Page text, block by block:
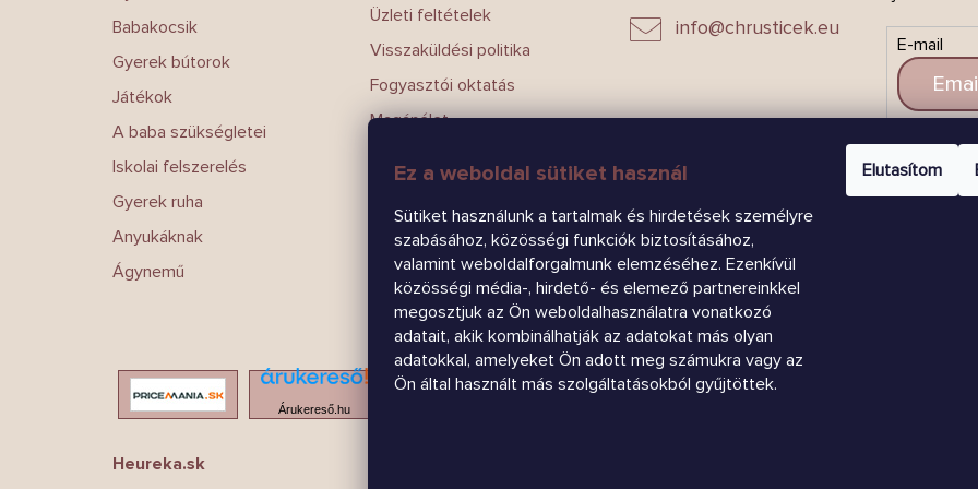
Ez a weboldal sütiket használ
Sütiket használunk a tartalmak és hirdetések személyre
szabásához, közösségi funkciók biztosításához,
valamint weboldalforgalmunk elemzéséhez. Ezenkívül
közösségi média-, hirdető- és elemező partnereinkkel
megosztjuk az Ön weboldalhasználatra vonatkozó
adatait, akik kombinálhatják az adatokat más olyan
adatokkal, amelyeket Ön adott meg számukra vagy az
Ön által használt más szolgáltatásokból gyűjtöttek.
Elutasítom
Babakocsik
Gyerek bútorok
Játékok
A baba szükségletei
Iskolai felszerelés
Gyerek ruha
Anyukáknak
Ágynemű
Üzleti feltételek
Visszaküldési politika
Fogyasztói oktatás
Magánélet
info@chrusticek.eu
E-mail
Heureka.sk
Árukereső.hu